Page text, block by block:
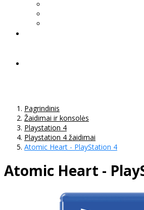
Pagrindinis
Žaidimai ir konsolės
Playstation 4
Playstation 4 žaidimai
Atomic Heart - PlayStation 4
Atomic Heart -